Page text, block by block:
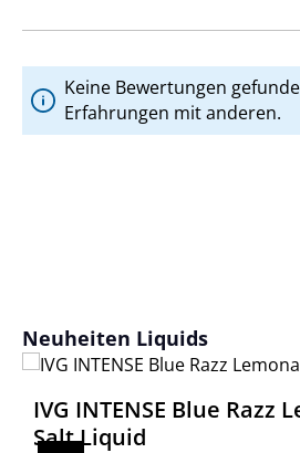
Keine Bewertungen
Erfahrungen mit anderen.
Produktgalerie überspringen
Neuheiten Liquids
IVG INTENSE Blue Razz
Salt Liquid